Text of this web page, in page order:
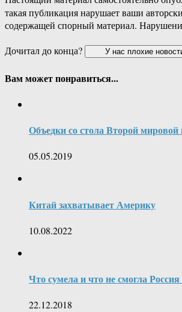
такая публикация нарушает ваши
содержащей спорный материал.
Дочитал до конца?
Вам может понравиться...
Объедки со стола Второй
05.05.2019
Китай захватывает Америку
10.08.2022
Что сумела и что не смогла Россия
22.12.2018